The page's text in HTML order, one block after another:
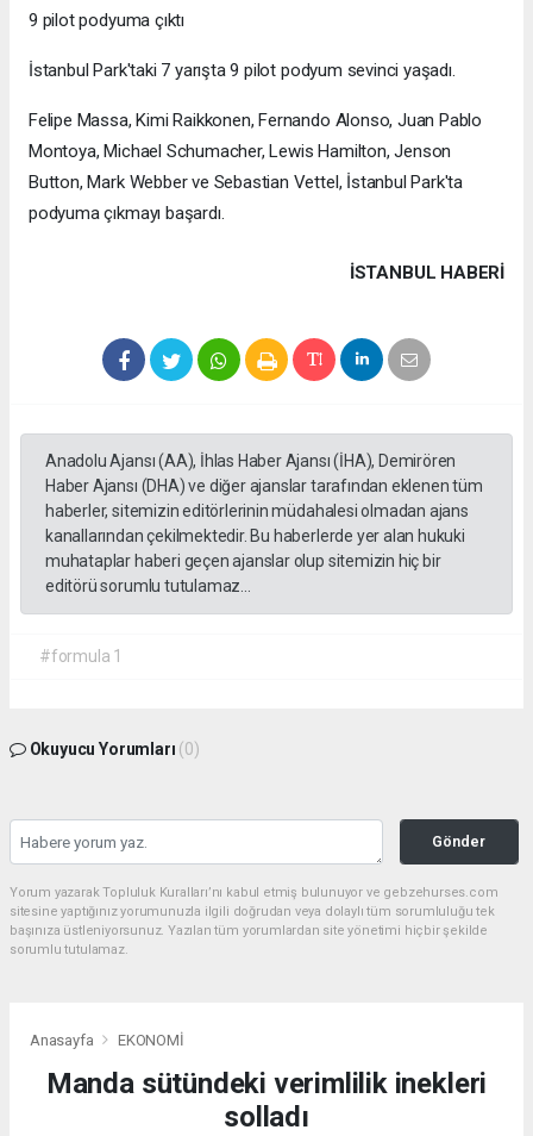
9 pilot podyuma çıktı
İstanbul Park'taki 7 yarışta 9 pilot podyum sevinci yaşadı.
Felipe Massa, Kimi Raikkonen, Fernando Alonso, Juan Pablo
Montoya, Michael Schumacher, Lewis Hamilton, Jenson
Button, Mark Webber ve Sebastian Vettel, İstanbul Park'ta
podyuma çıkmayı başardı.
İSTANBUL HABERİ
Anadolu Ajansı (AA), İhlas Haber Ajansı (İHA), Demirören
Haber Ajansı (DHA) ve diğer ajanslar tarafından eklenen tüm
haberler, sitemizin editörlerinin müdahalesi olmadan ajans
kanallarından çekilmektedir. Bu haberlerde yer alan hukuki
muhataplar haberi geçen ajanslar olup sitemizin hiç bir
editörü sorumlu tutulamaz...
#formula 1
Okuyucu Yorumları (0)
Gönder
Yorum yazarak Topluluk Kuralları’nı kabul etmiş bulunuyor ve gebzehurses.com
sitesine yaptığınız yorumunuzla ilgili doğrudan veya dolaylı tüm sorumluluğu tek
başınıza üstleniyorsunuz. Yazılan tüm yorumlardan site yönetimi hiçbir şekilde
sorumlu tutulamaz.
Anasayfa EKONOMİ
Manda sütündeki verimlilik inekleri
solladı